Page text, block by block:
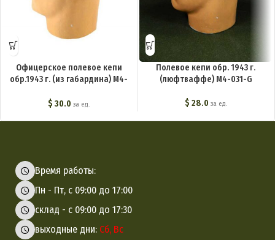
Офицерское полевое кепи
обр.1943 г. (из габардина) M4-
$ 30.0 за ед.
Полевое кепи обр. 1943 г.
(люфтваффе) M4-031-G
$ 28.0 за ед.
Время работы:
Пн - Пт, с 09:00 до 17:00
склад - с 09:00 до 17:30
выходные дни: Сб, Вс